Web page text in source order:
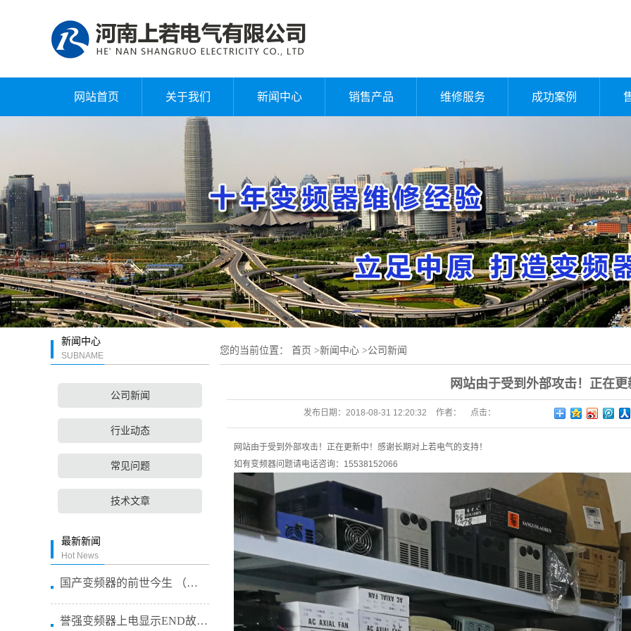
网站首页 关于我们
公司简介
企业文化
组织架构
标识释义
公司环境
新闻中心
常见问题
技术文章
销售产品 维修服务 成功案例
新闻中心
SUBNAME
公司新闻
行业动态
常见问题
技术文章
最新新闻
Hot News
国产变频器的前世今生 （国产变频...
誉强变频器上电显示END故障专业...
您的当前位置： 首页 >新闻中心 >公司新闻
网站由于受到外部攻击！正在更
发布日期： 2018-08-31 12:20:32 作者： 点击：
网站由于受到外部攻击！正在更新中！感谢长期对上若电气的支持！
如有变频器问题请电话咨询：15538152066